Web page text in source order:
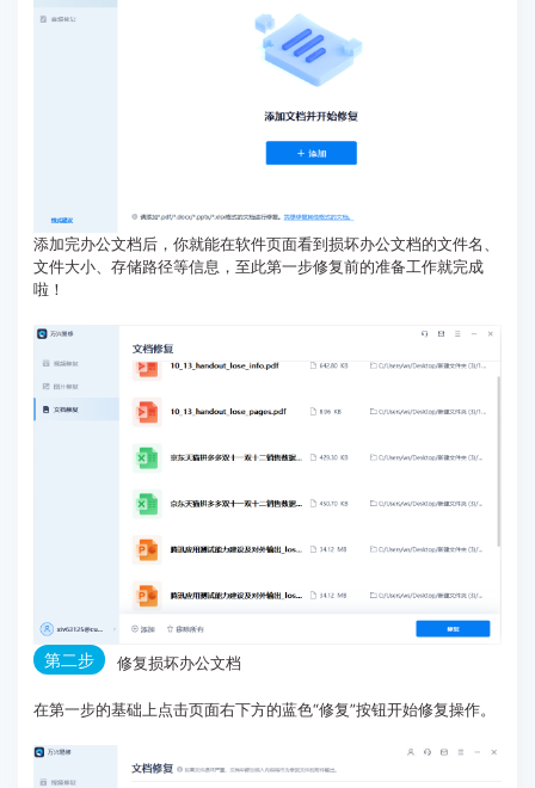
添加完办公文档后，你就能在软件页面看到损坏办公文档的文件名、
文件大小、存储路径等信息，至此第一步修复前的准备工作就完成
啦！
第二步 修复损坏办公文档
在第一步的基础上点击页面右下方的蓝色“修复”按钮开始修复操作。